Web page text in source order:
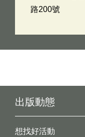
路200號
出版動態
想找好活動